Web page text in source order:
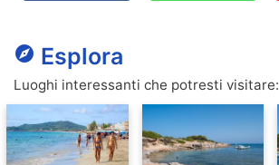
explore Esplora
Luoghi interessanti che potresti visitare: